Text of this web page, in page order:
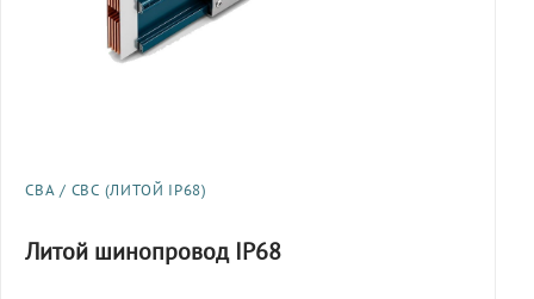
СВА / СВС (ЛИТОЙ IP68)
Литой шинопровод IP68